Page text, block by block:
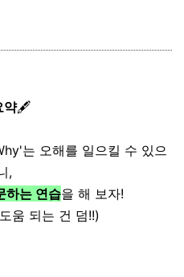
약🖋️
는 오해를 일으킬 수 있으
,
하는 연습을 해 보자!
움 되는 건 덤!!)